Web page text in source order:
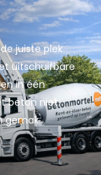
juiste plek
uitschuifbare
in één
beton niet
gemak